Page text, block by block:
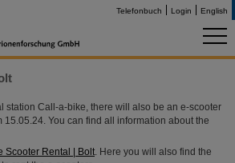
Telefonbuch Login English
station Call-a-bike, there will also be an e-scooter
15.05.24. You can find all information about the
Scooter Rental | Bolt. Here you will also find the